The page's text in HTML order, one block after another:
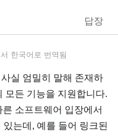
답장
한국어 로 번역됨
실 엄밀히 말해 존재하
모든 기능을 지원합니다.
소프트웨어 입장에서
는데, 예를 들어 링크된